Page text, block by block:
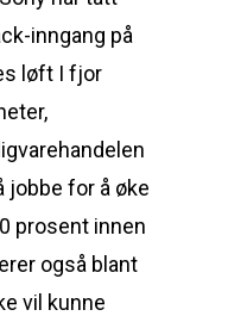
inngang på
løft I fjor
jobbe for å øke
prosent innen
også blant
vil kunne